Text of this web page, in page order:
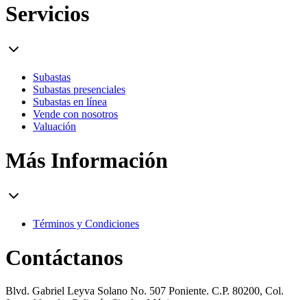
Servicios
Subastas
Subastas presenciales
Subastas en línea
Vende con nosotros
Valuación
Más Información
Términos y Condiciones
Contáctanos
Blvd. Gabriel Leyva Solano No. 507 Poniente. C.P. 80200, Col.